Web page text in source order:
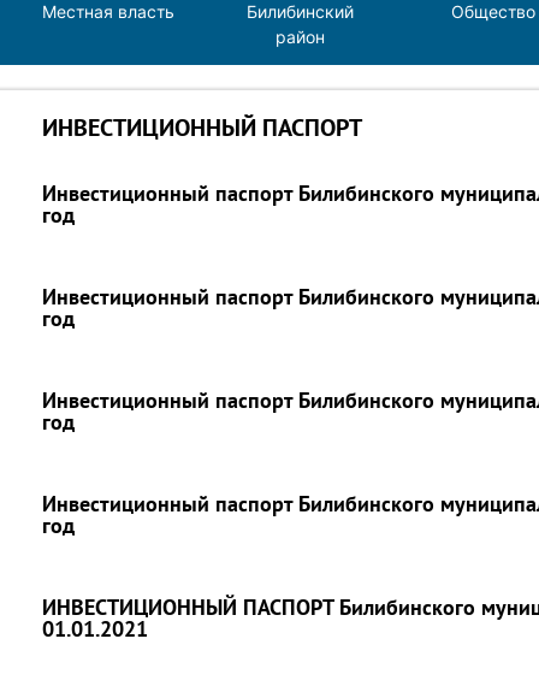
Местная власть
Билибинский
район
Общество
ИНВЕСТИЦИОННЫЙ ПАСПОРТ
Инвестиционный паспорт Билибинского
год
Инвестиционный паспорт Билибинского
год
Инвестиционный паспорт Билибинского
год
Инвестиционный паспорт Билибинского
год
ИНВЕСТИЦИОННЫЙ ПАСПОРТ Билибинского
01.01.2021